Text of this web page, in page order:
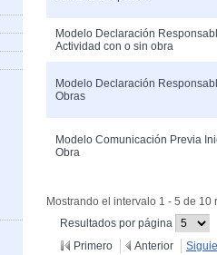
Modelo Declaración
Actividad con o sin obra
Modelo Declaración
Obras
Modelo Comunicación Previa
Obra
Mostrando el intervalo 1 - 5 de 10
Resultados por página
Primero
Anterior